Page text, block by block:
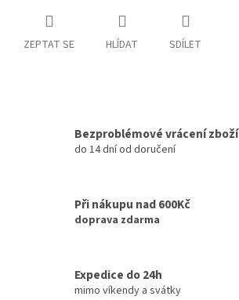
ZEPTAT SE HLÍDAT SDÍLET
Bezproblémové vrácení zboží
do 14 dní od doručení
Při nákupu nad 600Kč
doprava zdarma
Expedice do 24h
mimo víkendy a svátky